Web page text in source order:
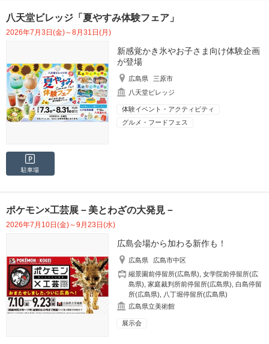
八天堂ビレッジ「夏やすみ体験フェア」
2026年7月3日(金)～8月31日(月)
新感覚かき氷やお子さま向け体験企画
が登場
広島県
三原市
八天堂ビレッジ
体験イベント・アクティビティ
グルメ・フードフェス
駐車場
ポケモン×工芸展－美とわざの大発見－
2026年7月10日(金)～9月23日(水)
広島会場から加わる新作も！
広島県
広島市中区
縮景園前停留所(広島県) ,女学院前停留所(広
島県) ,家庭裁判所前停留所(広島県) ,白島停留
所(広島県)
八丁堀停留所(広島県)
広島県立美術館
展示会